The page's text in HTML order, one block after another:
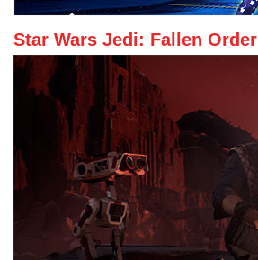
Star Wars Jedi: Fallen Order